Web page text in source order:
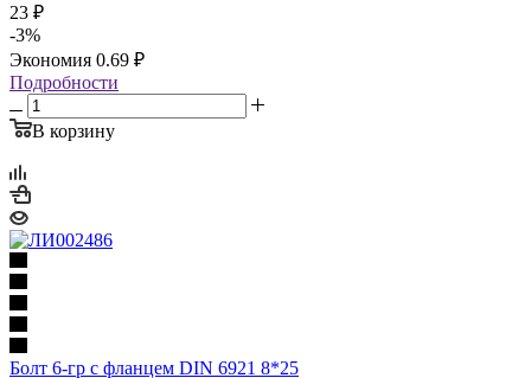
23 ₽
-3%
Экономия 0.69 ₽
Подробности
В корзину
Болт 6-гр с фланцем DIN 6921 8*25